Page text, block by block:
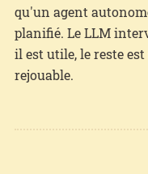
qu'un agent
planifié. Le LLM
il est utile, le reste
rejouable.